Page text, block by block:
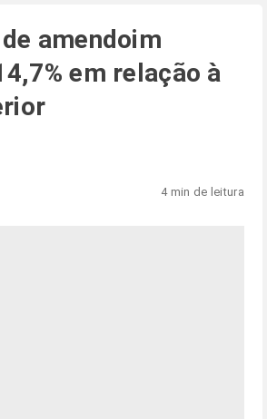
amendoim
em relação à
4 min de leitura